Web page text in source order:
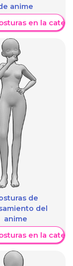
anime
en la
de
del
anime
en la